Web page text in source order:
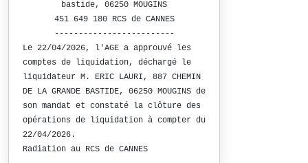
bastide, 06250 MOUGINS
451 649 180 RCS de CANNES
-------------------------
Le 22/04/2026, l'AGE a approuvé les
comptes de liquidation, déchargé le
liquidateur M. ERIC LAURI, 887 CHEMIN
DE LA GRANDE BASTIDE, 06250 MOUGINS de
son mandat et constaté la clôture des
opérations de liquidation à compter du
22/04/2026.
Radiation au RCS de CANNES